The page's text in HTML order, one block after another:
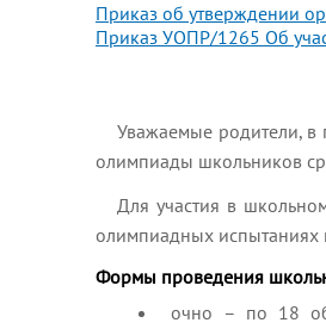
Приказ об утверждении
Приказ УОПР/1265 Об
Уважаемые родители, в
олимпиады школьников
Для участия в
олимпиадных испытаниях
Формы проведения
очно – по 18